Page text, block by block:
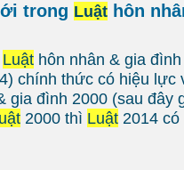
trong Luật hôn
Luật hôn nhân & gia
chính thức có hiệu lực
gia đình 2000 (sau đây
2000 thì Luật 2014